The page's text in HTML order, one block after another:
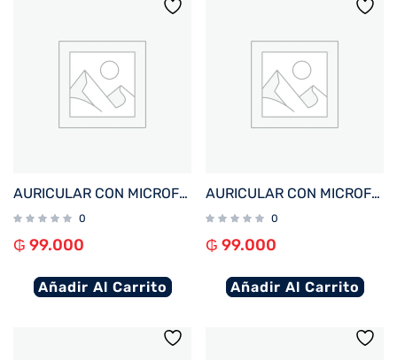
AURICULAR CON MICROFONO FTX E80-BL BT/MIC/ENC/TOUCH/IPX6 AZUL
0
₲ 99.000
Añadir Al Carrito
AURICULAR CON MICROFONO FTX E80-WH BT/MIC/ENC/TOUCH/IPX6 BLANCO
0
₲ 99.000
Añadir Al Carrito